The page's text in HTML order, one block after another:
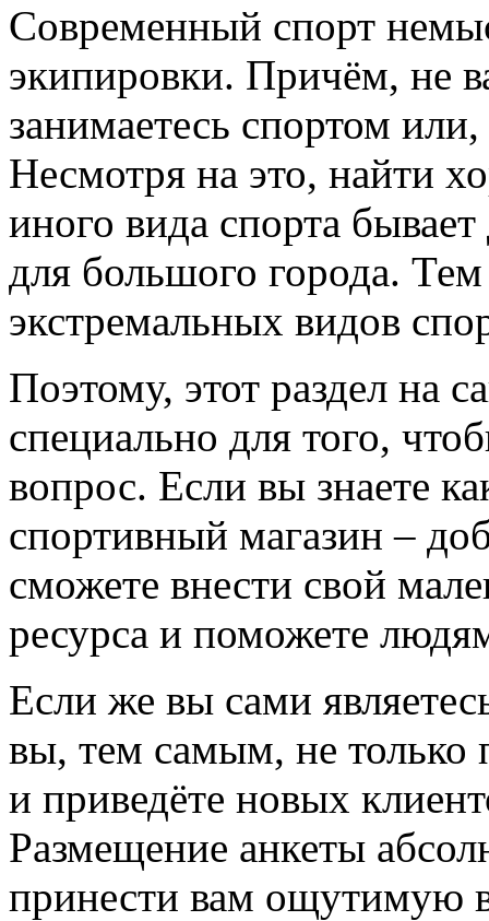
Современный спорт
экипировки. Причём, не
занимаетесь спортом
Несмотря на это, найти
иного вида спорта
для большого города.
экстремальных видов
Поэтому, этот раздел на
специально для того,
вопрос. Если вы знаете
спортивный магазин –
сможете внести свой
ресурса и поможете
Если же вы сами
вы, тем самым, не только
и приведёте новых
Размещение анкеты
принести вам ощутимую